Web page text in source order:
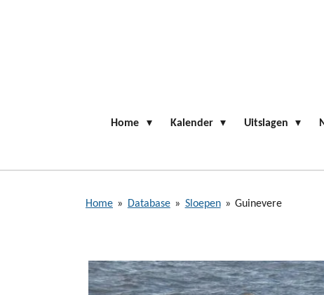
Home Kalender Uitslagen
Home » Database » Sloepen » Guinevere